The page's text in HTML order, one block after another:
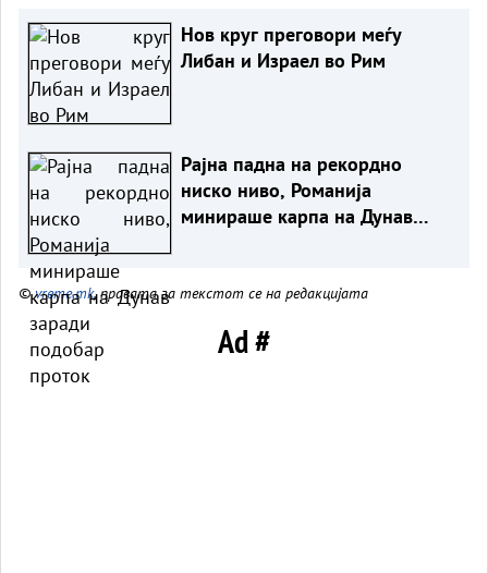
Нов круг преговори меѓу
Либан и Израел во Рим
Рајна падна на рекордно
ниско ниво, Романија
минираше карпа на Дунав
©vreme.mk, правата за текстот се на редакцијата
Ad #